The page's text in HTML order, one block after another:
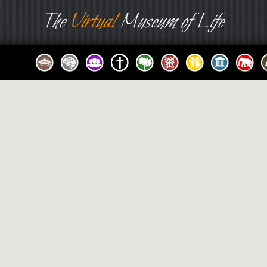
TheVirtualMuseum of Life